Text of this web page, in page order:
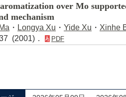
over Mo
mechanism
・ Longya Xu ・ Yide Xu ・ Xinhe
(2001)． PDF